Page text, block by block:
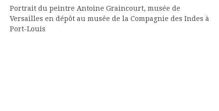
Portrait du peintre Antoine Graincourt, musée de
Versailles en dépôt au musée de la Compagnie des Indes à
Port-Louis